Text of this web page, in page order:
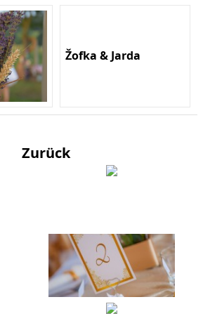
Žofka & Jarda
Zurück